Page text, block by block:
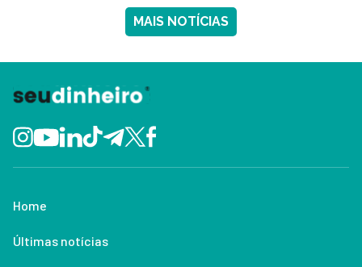
MAIS NOTÍCIAS
Home
Últimas notícias